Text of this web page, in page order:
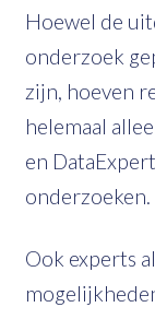
Hoewel de
onderzoek
zijn, hoeven
helemaal
en
onderzoeken.
Ook experts